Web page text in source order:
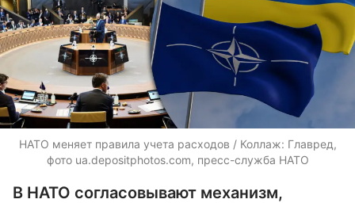
НАТО меняет правила учета расходов / Коллаж: Главред,
фото ua.depositphotos.com, пресс-служба НАТО
В НАТО согласовывают механизм,